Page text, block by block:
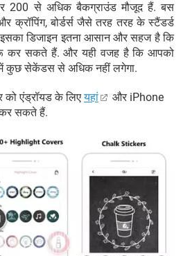
से अधिक बैकग्राउंड मौजूद हैं. बस
क्रॉपिंग, बोर्डर्स जैसे तरह तरह के स्टैंडर्ड
डिजाइन इतना आसान और सहज है कि
कर सकते हैं. और यही वजह है कि आपको
में कुछ सेकेंडस से अधिक नहीं लगेगा.
को एंड्रॉयड के लिएयहां
और iPhone
कर सकते हैं.